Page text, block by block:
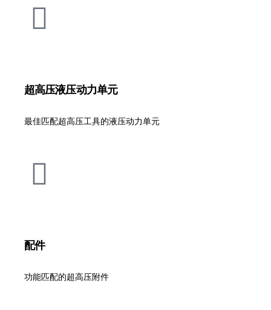
超高压液压动力单元
最佳匹配超高压工具的液压动力单元
配件
功能匹配的超高压附件